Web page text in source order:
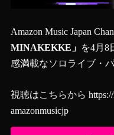
Amazon Music Japan
MINAKEKKE」 を4月8
感満載なソロライブ・
視聴はこちらから
amazonmusicjp